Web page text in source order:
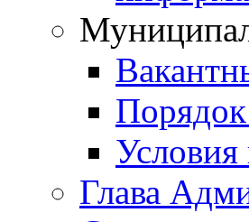
Глава